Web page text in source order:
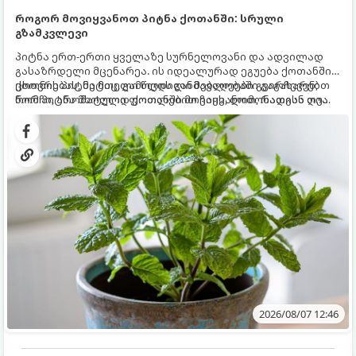
როგორ მოვიყვანოთ პიტნა ქოთანში: სრული
გზამკვლევი
პიტნა ერთ-ერთი ყველაზე სურნელოვანი და ადვილად
გასაზრდელი მცენარეა. ის იდეალურად ეგუება ქოთანში
ცხოვრებას, მეტიც, გამოცდილი მებაღეები გვირჩევენ,
რომ პიტნა მხოლოდ ქოთანში მოვიყვანოთ, რადგან ღია
გრუნტში (ბაღში) დარგვისას ის ფესვებით ძალიან
სწრაფად ვრცელდება და სხვა მცენარეებს ავიწროებს.
ქოთნის პიტნა მთელი წლის განმავლობაში გაგახარებთ
ნორჩი, არომატული ფოთლებით ჩაის, ლიმონათისა თუ
კერძებისთვის.
2026/08/07 12:46